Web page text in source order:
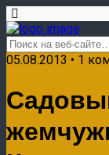
05.08.2013 • 1